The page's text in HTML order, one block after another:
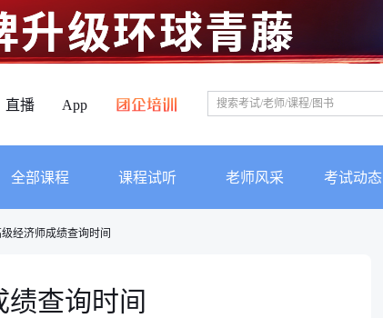
直播 App
全部课程 课程试听 老师风采 考试动态
经济师成绩查询时间
查询时间